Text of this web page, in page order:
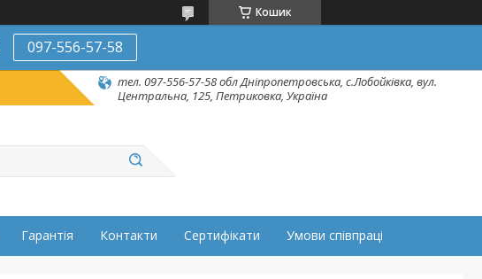
Кошик
097-556-57-58
тел. 097-556-57-58 обл Дніпропетровська, с.Лобойківка, вул.
Центральна, 125, Петриковка, Україна
Гарантія Контакти Сертифікати Умови співпраці